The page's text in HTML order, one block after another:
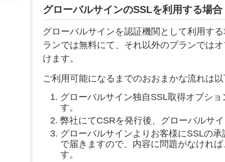
グローバルサインのSSLを利用する場合
グローバルサインを認証機関として利用す
ランでは無料にて、それ以外のプランでは
けます。
ご利用可能になるまでのおおまかな流れは
グローバルサイン独自SSL取得オプシ
す。
弊社にてCSRを発行後、グローバルサ
グローバルサインよりお客様にSSLの
で届きますので、内容に問題がなけれ
す。